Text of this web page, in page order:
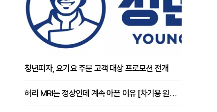
청년피자, 요기요 주문 고객 대상 프로모션 전개
허리 MRI는 정상인데 계속 아픈 이유 [차기용 원장 칼럼]